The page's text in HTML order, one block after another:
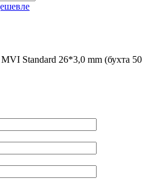
Standard 26*3,0 mm (бухта 50